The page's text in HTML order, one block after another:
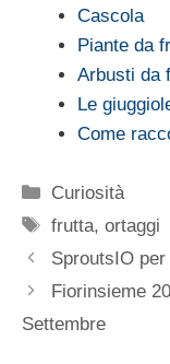
Cascola
Piante da
Arbusti da
Le
Come
Categorie
Curiosità
Tag
frutta,ortaggi
SproutsIO per
Fiorinsieme
Settembre